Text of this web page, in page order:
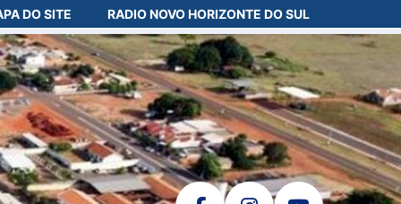
DO SITE RADIO NOVO HORIZONTE DO SUL